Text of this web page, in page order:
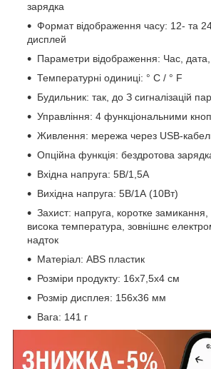
зарядка
Формат відображення часу: 12- та
дисплей
Параметри відображення: Час,
Температурні одиниці: ° C / ° F
Будильник: так, до З сигналізацій
Управління: 4 функціональними
Живлення: мережа через USB-
Опційна функція: бездротова
Вхідна напруга: 5В/1,5А
Вихідна напруга: 5В/1А (10Вт)
Захист: напруга, коротке
висока температура, зовнішнє
надток
Матеріал: ABS пластик
Розміри продукту: 16х7,5х4 см
Розмір дисплея: 156х36 мм
Вага: 141 г